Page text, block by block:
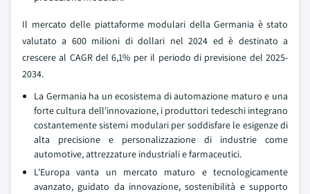
Il mercato delle piattaforme modulari della Germania è stato
valutato a 600 milioni di dollari nel 2024 ed è destinato a
crescere al CAGR del 6,1% per il periodo di previsione del 2025-
2034.
La Germania ha un ecosistema di automazione maturo e una
forte cultura dell'innovazione, i produttori tedeschi integrano
costantemente sistemi modulari per soddisfare le esigenze di
alta precisione e personalizzazione di industrie come
automotive, attrezzature industriali e farmaceutici.
L'Europa vanta un mercato maturo e tecnologicamente
avanzato, guidato da innovazione, sostenibilità e supporto